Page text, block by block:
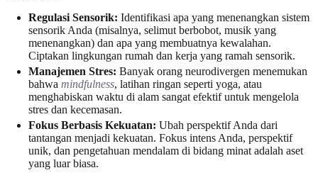
Regulasi Sensorik: Identifikasi apa yang menenangkan sistem
sensorik Anda (misalnya, selimut berbobot, musik yang
menenangkan) dan apa yang membuatnya kewalahan.
Ciptakan lingkungan rumah dan kerja yang ramah sensorik.
Manajemen Stres: Banyak orang neurodivergen menemukan
bahwa mindfulness, latihan ringan seperti yoga, atau
menghabiskan waktu di alam sangat efektif untuk mengelola
stres dan kecemasan.
Fokus Berbasis Kekuatan: Ubah perspektif Anda dari
tantangan menjadi kekuatan. Fokus intens Anda, perspektif
unik, dan pengetahuan mendalam di bidang minat adalah aset
yang luar biasa.